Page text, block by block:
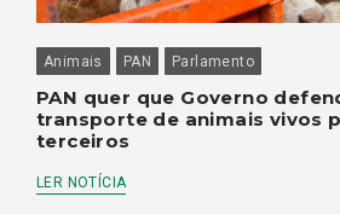
Animais PAN Parlamento
PAN quer que Governo
transporte de animais vivos
terceiros
LER NOTÍCIA